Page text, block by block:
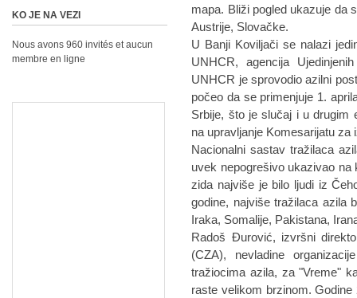
mapa. Bliži pogled ukazuje da
Austrije, Slovačke.
U Banji Koviljači se nalazi
UNHCR, agencija
UNHCR je sprovodio azilni
počeo da se primenjuje 1.
Srbije, što je slučaj i u drugim
na upravljanje Komesarijatu za
Nacionalni sastav tražilaca
uvek nepogrešivo ukazivao
zida najviše je bilo ljudi iz
godine, najviše tražilaca azila
Iraka, Somalije, Pakistana,
Radoš Đurović, izvršni
(CZA), nevladine
tražiocima azila, za "Vreme"
raste velikom brzinom.
KO JE NA VEZI
Nous avons 960 invités et aucun
membre en ligne